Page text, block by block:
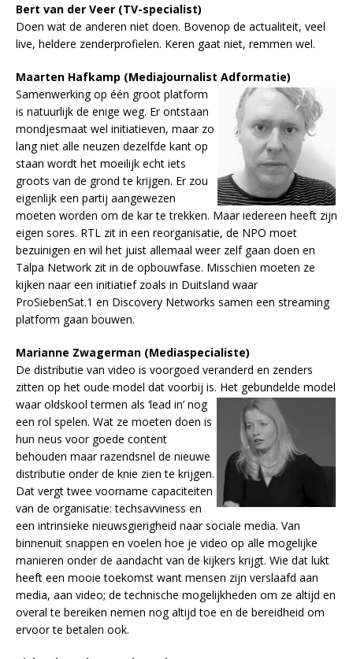
Bert van der Veer (TV-specialist)
Doen wat de anderen niet doen. Bovenop de actualiteit, veel
live, heldere zenderprofielen. Keren gaat niet, remmen wel.
Maarten Hafkamp (Mediajournalist Adformatie)
Samenwerking op één groot platform
is natuurlijk de enige weg. Er ontstaan
mondjesmaat wel initiatieven, maar zo
lang niet alle neuzen dezelfde kant op
staan wordt het moeilijk echt iets
groots van de grond te krijgen. Er zou
eigenlijk een partij aangewezen
moeten worden om de kar te trekken. Maar iedereen heeft zijn
eigen sores. RTL zit in een reorganisatie, de NPO moet
bezuinigen en wil het juist allemaal weer zelf gaan doen en
Talpa Network zit in de opbouwfase. Misschien moeten ze
kijken naar een initiatief zoals in Duitsland waar
ProSiebenSat.1 en Discovery Networks samen een streaming
platform gaan bouwen.
Marianne Zwagerman (Mediaspecialiste)
De distributie van video is voorgoed veranderd en zenders
zitten op het oude model dat voorbij is. Het gebundelde model
waar oldskool termen als ‘lead in’ nog
een rol spelen. Wat ze moeten doen is
hun neus voor goede content
behouden maar razendsnel de nieuwe
distributie onder de knie zien te krijgen.
Dat vergt twee voorname capaciteiten
van de organisatie: techsavviness en
een intrinsieke nieuwsgierigheid naar sociale media. Van
binnenuit snappen en voelen hoe je video op alle mogelijke
manieren onder de aandacht van de kijkers krijgt. Wie dat lukt
heeft een mooie toekomst want mensen zijn verslaafd aan
media, aan video; de technische mogelijkheden om ze altijd en
overal te bereiken nemen nog altijd toe en de bereidheid om
ervoor te betalen ook.